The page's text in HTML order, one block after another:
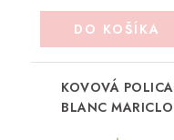
DO KOŠÍKA
KOVOVÁ POLICA
BLANC MARICLO